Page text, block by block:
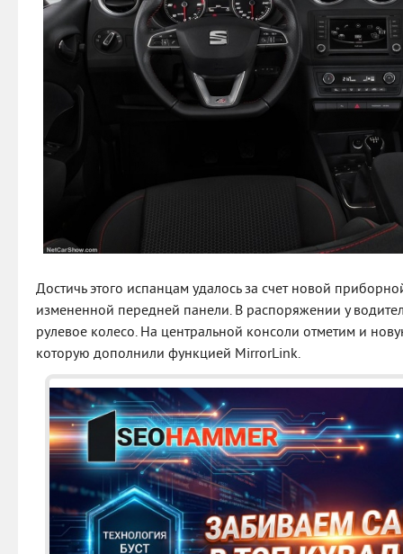
Достичь этого испанцам удалось за счет новой
измененной передней панели. В распоряжении у
рулевое колесо. На центральной консоли отметим и
которую дополнили функцией MirrorLink.